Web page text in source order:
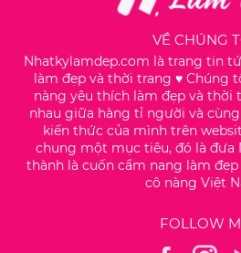
VỀ CHÚNG
Nhatkylamdep.com là trang tin
làm đẹp và thời trang ♥️ Chúng
nàng yêu thích làm đẹp và thời
nhau giữa hàng tỉ người và
kiến thức của mình trên
chung một mục tiêu, đó là đưa
thành là cuốn cẩm nang làm
cô nàng Việt
FOLLOW